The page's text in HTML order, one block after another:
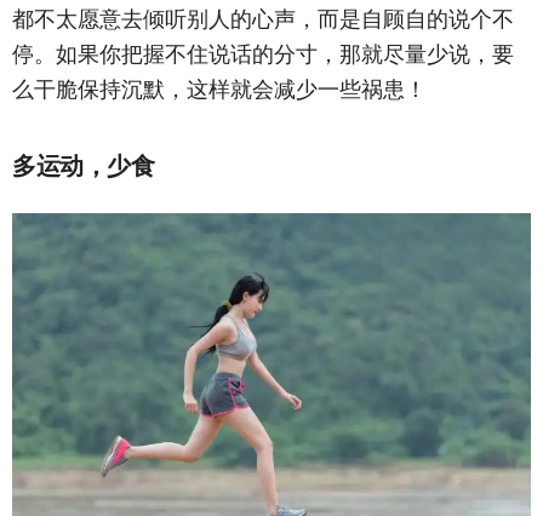
都不太愿意去倾听别人的心声，而是自顾自的说个不
停。如果你把握不住说话的分寸，那就尽量少说，要
么干脆保持沉默，这样就会减少一些祸患！
多运动，少食